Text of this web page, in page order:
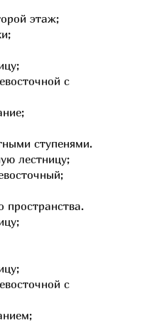
этаж;
с
ступенями.
лестницу;
пространства.
с